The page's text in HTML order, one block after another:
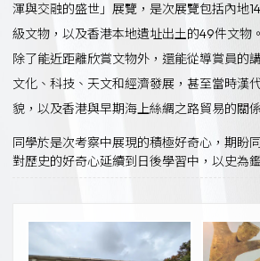
渾與交融的盛世」展覽，是次展覽包括內地
級文物，以及香港本地遺址出土的49件文物
除了能近距離欣賞文物外，還能從導賞員的
文化、科技、天文和經濟發展，甚至當時漢
貌，以及香港與早期海上絲綢之路貿易的關
同學於是次考察中展現的積極好奇心，期盼
對歷史的好奇心延續到日後學習中，以史為